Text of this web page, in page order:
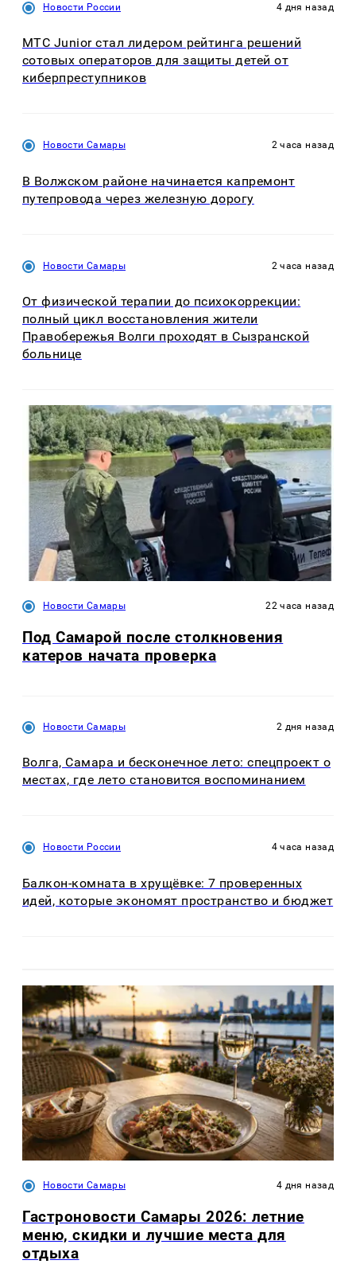
Новости России 4 дня назад
МТС Junior стал лидером рейтинга решений
сотовых операторов для защиты детей от
киберпреступников
Новости Самары 2 часа назад
В Волжском районе начинается капремонт
путепровода через железную дорогу
Новости Самары 2 часа назад
От физической терапии до психокоррекции:
полный цикл восстановления жители
Правобережья Волги проходят в Сызранской
больнице
Новости Самары 22 часа назад
Под Самарой после столкновения
катеров начата проверка
Новости Самары 2 дня назад
Волга, Самара и бесконечное лето: спецпроект о
местах, где лето становится воспоминанием
Новости России 4 часа назад
Балкон-комната в хрущёвке: 7 проверенных
идей, которые экономят пространство и бюджет
Новости Самары 4 дня назад
Гастроновости Самары 2026: летние
меню, скидки и лучшие места для
отдыха